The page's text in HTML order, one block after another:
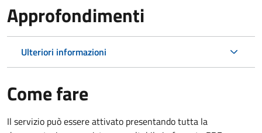
Approfondimenti
Ulteriori informazioni
Come fare
Il servizio può essere attivato presentando tutta la